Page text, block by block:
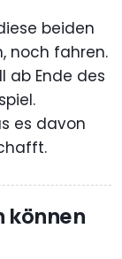
beiden
noch fahren.
ab Ende des
es davon
können